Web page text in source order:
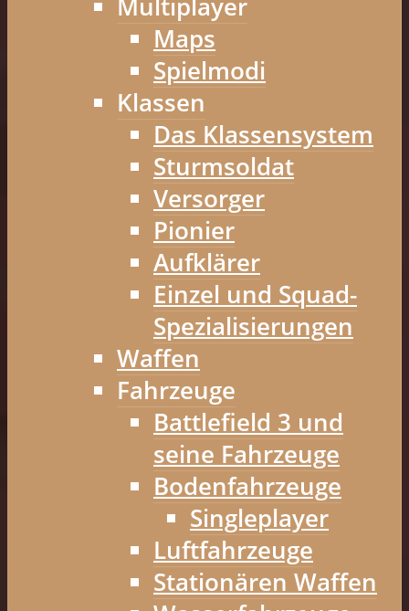
Multiplayer
Maps
Spielmodi
Klassen
Das Klassensystem
Sturmsoldat
Versorger
Pionier
Aufklärer
Einzel und Squad-
Spezialisierungen
Waffen
Fahrzeuge
Battlefield 3 und
seine Fahrzeuge
Bodenfahrzeuge
Singleplayer
Luftfahrzeuge
Stationären Waffen